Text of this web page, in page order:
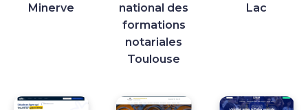
Minerve
national des
formations
notariales
Toulouse
Lac